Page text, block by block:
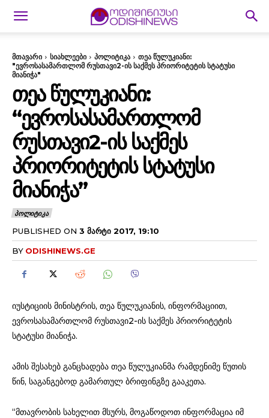
მთავარი სიახლეები პოლიტიკა
თეა წულუკიანი:
"ევროსასამართლომ რუსთავი2-ის საქმეს პრიორიტეტის სტატუსი
მიანიჭა"
ᲗᲔᲐ ᲬᲣᲚᲣᲙᲘᲐᲜᲘ:
“ᲔᲕᲠᲝᲡᲐᲡᲐᲛᲐᲠᲗᲚᲝᲛ
ᲠᲣᲡᲗᲐᲕᲘ2-ᲘᲡ ᲡᲐᲥᲛᲔᲡ
ᲞᲠᲘᲝᲠᲘᲢᲔᲢᲘᲡ ᲡᲢᲐᲢᲣᲡᲘ
ᲛᲘᲐᲜᲘᲭᲐ”
ᲞᲝᲚᲘᲢᲘᲙᲐ
PUBLISHED ON 3 ᲛᲐᲠᲢᲘ 2017, 19:10
BY ODISHINEWS.GE
იუსტიციის მინისტრის, თეა წულუკიანის, ინფორმაციით,
ევროსასამართლომ რუსთავი2-ის საქმეს პრიორიტეტის
სტატუსი მიანიჭა.
ამის შესახებ განცხადება თეა წულუკიანმა რამდენიმე წუთის
წინ, საგანგებოდ გამართულ ბრიფინგზე გააკეთა.
“მთავრობის სახელით მსურს, მოგაწოდოთ ინფორმაცია იმ